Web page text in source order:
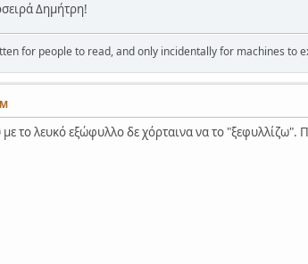
Δημήτρη!
for people to read, and only incidentally for machines to
με το λευκό εξώφυλλο δε χόρταινα να το "ξεφυλλίζω".